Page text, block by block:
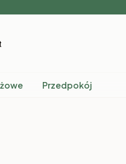
Przedpokój